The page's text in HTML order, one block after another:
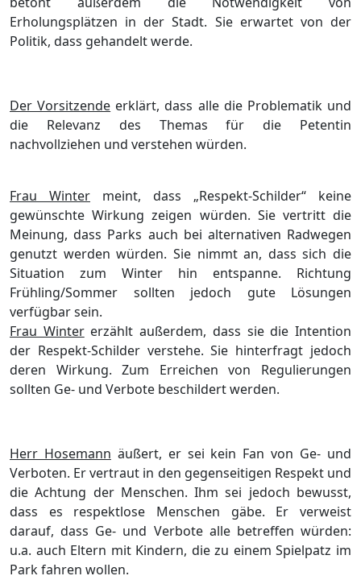
Erholungsplätzen in der Stadt. Sie erwartet von der
Politik, dass gehandelt werde.
Der Vorsitzende erklärt, dass alle die Problematik und
die Relevanz des Themas für die Petentin
nachvollziehen und verstehen würden.
Frau Winter meint, dass „Respekt-Schilder“ keine
gewünschte Wirkung zeigen würden. Sie vertritt die
Meinung, dass Parks auch bei alternativen Radwegen
genutzt werden würden. Sie nimmt an, dass sich die
Situation zum Winter hin entspanne. Richtung
Frühling/Sommer sollten jedoch gute Lösungen
verfügbar sein.
Frau Wintererzählt außerdem, dass sie die Intention
der Respekt-Schilder verstehe. Sie hinterfragt jedoch
deren Wirkung. Zum Erreichen von Regulierungen
sollten Ge- und Verbote beschildert werden.
Herr Hosemann äußert, er sei kein Fan von Ge- und
Verboten. Er vertraut in den gegenseitigen Respekt und
die Achtung der Menschen. Ihm sei jedoch bewusst,
dass es respektlose Menschen gäbe. Er verweist
darauf, dass Ge- und Verbote alle betreffen würden:
u.a. auch Eltern mit Kindern, die zu einem Spielpatz im
Park fahren wollen.